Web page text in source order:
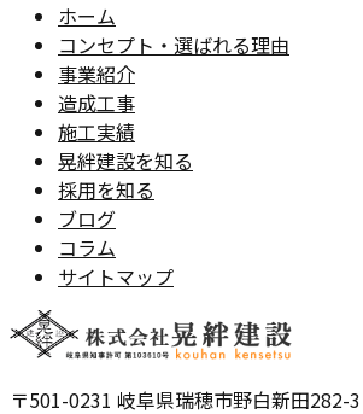
ホーム
コンセプト・選ばれる理由
事業紹介
造成工事
施工実績
晃絆建設を知る
採用を知る
ブログ
コラム
サイトマップ
〒501-0231 岐阜県瑞穂市野白新田282-3